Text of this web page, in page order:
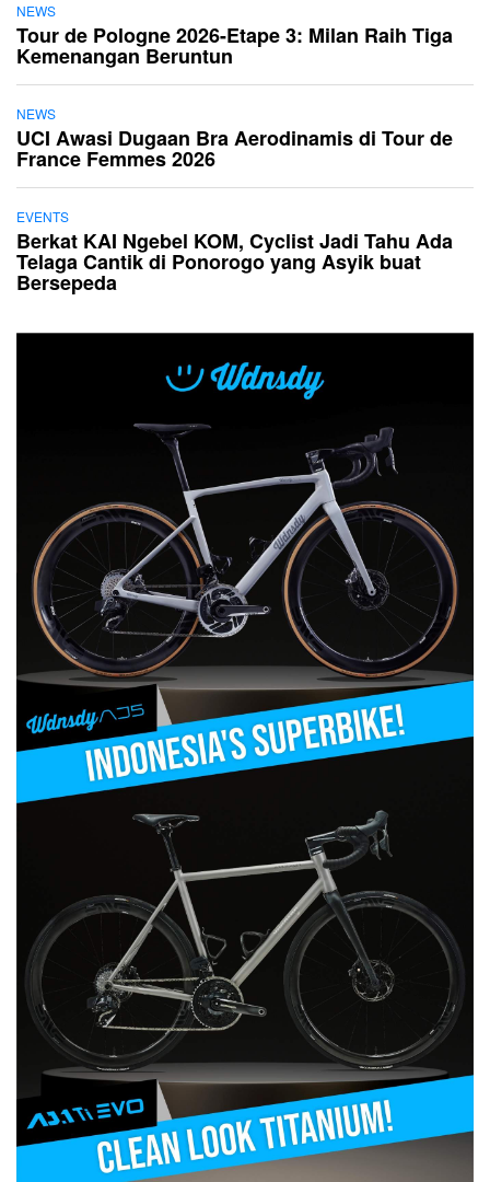
NEWS
Tour de Pologne 2026-Etape 3: Milan Raih Tiga
Kemenangan Beruntun
NEWS
UCI Awasi Dugaan Bra Aerodinamis di Tour de
France Femmes 2026
EVENTS
Berkat KAI Ngebel KOM, Cyclist Jadi Tahu Ada
Telaga Cantik di Ponorogo yang Asyik buat
Bersepeda